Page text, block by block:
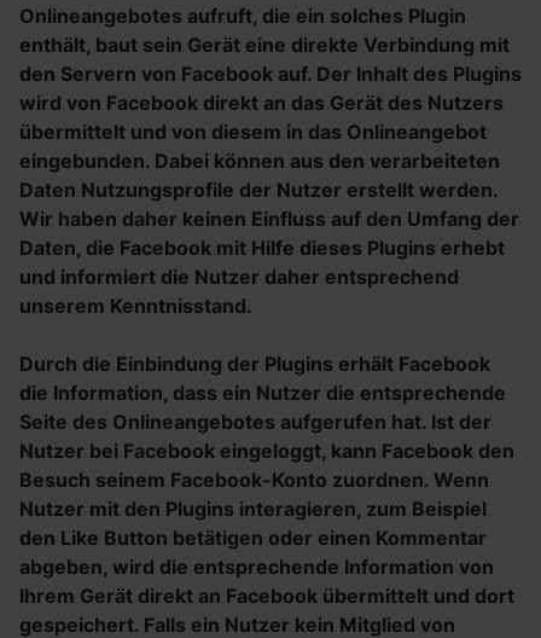
Onlineangebotes aufruft, die ein solches Plugin
enthält, baut sein Gerät eine direkte Verbindung mit
den Servern von Facebook auf. Der Inhalt des Plugins
wird von Facebook direkt an das Gerät des Nutzers
übermittelt und von diesem in das Onlineangebot
eingebunden. Dabei können aus den verarbeiteten
Daten Nutzungsprofile der Nutzer erstellt werden.
Wir haben daher keinen Einfluss auf den Umfang der
Daten, die Facebook mit Hilfe dieses Plugins erhebt
und informiert die Nutzer daher entsprechend
unserem Kenntnisstand.
Durch die Einbindung der Plugins erhält Facebook
die Information, dass ein Nutzer die entsprechende
Seite des Onlineangebotes aufgerufen hat. Ist der
Nutzer bei Facebook eingeloggt, kann Facebook den
Besuch seinem Facebook-Konto zuordnen. Wenn
Nutzer mit den Plugins interagieren, zum Beispiel
den Like Button betätigen oder einen Kommentar
abgeben, wird die entsprechende Information von
Ihrem Gerät direkt an Facebook übermittelt und dort
gespeichert. Falls ein Nutzer kein Mitglied von